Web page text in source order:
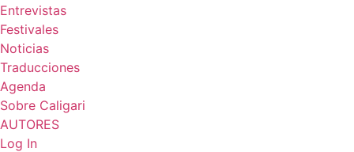
Entrevistas
Festivales
Noticias
Traducciones
Agenda
Sobre Caligari
AUTORES
Log In